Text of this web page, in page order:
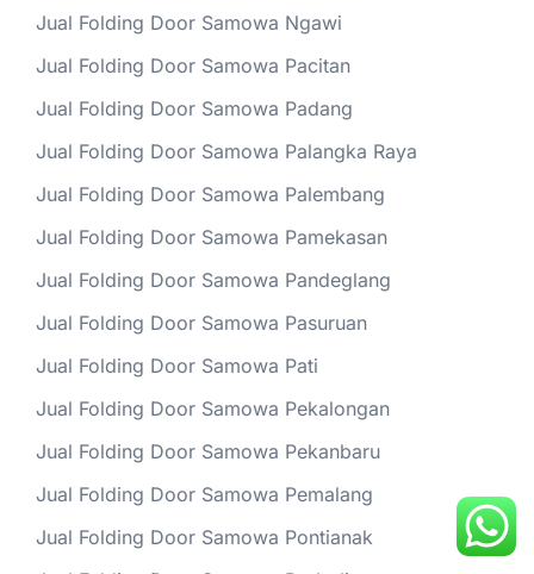
Jual Folding Door Samowa Ngawi
Jual Folding Door Samowa Pacitan
Jual Folding Door Samowa Padang
Jual Folding Door Samowa Palangka Raya
Jual Folding Door Samowa Palembang
Jual Folding Door Samowa Pamekasan
Jual Folding Door Samowa Pandeglang
Jual Folding Door Samowa Pasuruan
Jual Folding Door Samowa Pati
Jual Folding Door Samowa Pekalongan
Jual Folding Door Samowa Pekanbaru
Jual Folding Door Samowa Pemalang
Jual Folding Door Samowa Pontianak